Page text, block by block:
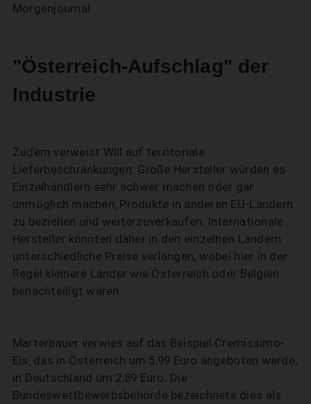
Morgenjournal.
"Österreich-Aufschlag" der
Industrie
Zudem verweist Will auf territoriale
Lieferbeschränkungen. Große Hersteller würden es
Einzelhändlern sehr schwer machen oder gar
unmöglich machen, Produkte in anderen EU-Ländern
zu beziehen und weiterzuverkaufen. Internationale
Hersteller könnten daher in den einzelnen Ländern
unterschiedliche Preise verlangen, wobei hier in der
Regel kleinere Länder wie Österreich oder Belgien
benachteiligt wären.
Marterbauer verwies auf das Beispiel Cremissimo-
Eis, das in Österreich um 5,99 Euro angeboten werde,
in Deutschland um 2,89 Euro. Die
Bundeswettbewerbsbehörde bezeichnete dies als